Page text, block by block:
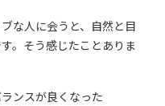
な人に会うと、自然と目
。そう感じたことありま
ンスが良くなった